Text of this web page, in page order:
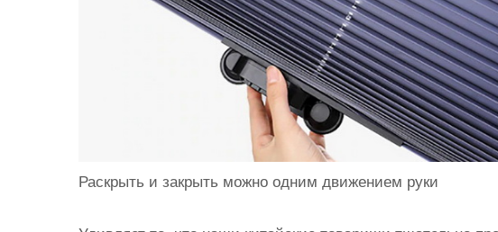
Раскрыть и закрыть можно одним движением руки